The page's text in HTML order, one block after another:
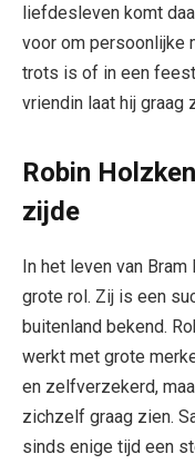
liefdesleven komt
voor om persoonlijke
trots is of in een
vriendin laat hij graag
Robin
zijde
In het leven van
grote rol. Zij is een
buitenland bekend.
werkt met grote
en zelfverzekerd,
zichzelf graag zien.
sinds enige tijd een